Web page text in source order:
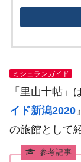
ミシュランガイド
「里山十帖」
イド新潟2020
の旅館として